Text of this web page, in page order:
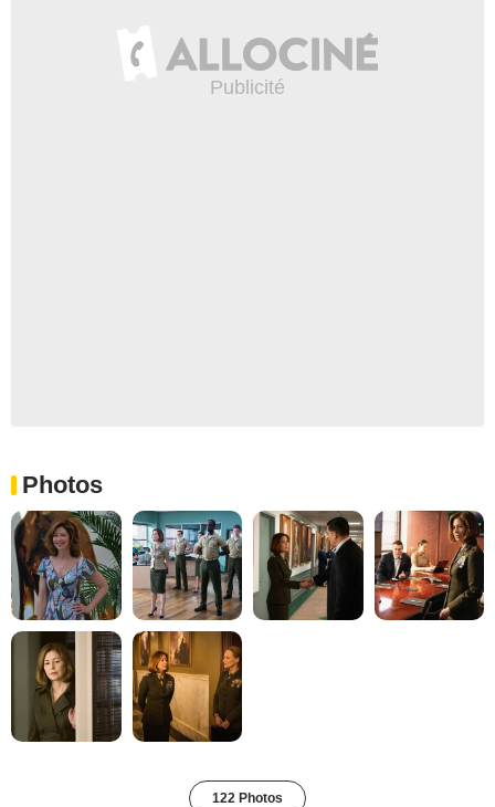
Photos
122 Photos